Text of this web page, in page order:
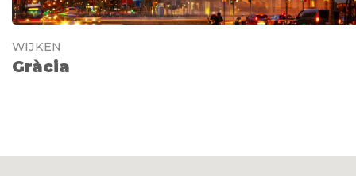
WIJKEN
Gràcia